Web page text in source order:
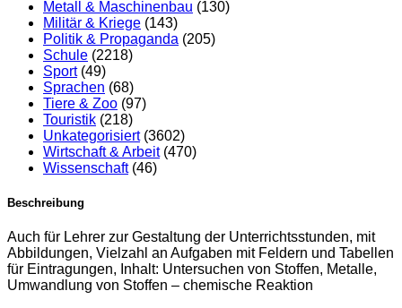
Metall & Maschinenbau (130)
Militär & Kriege (143)
Politik & Propaganda (205)
Schule (2218)
Sport (49)
Sprachen (68)
Tiere & Zoo (97)
Touristik (218)
Unkategorisiert (3602)
Wirtschaft & Arbeit (470)
Wissenschaft (46)
Beschreibung
Auch für Lehrer zur Gestaltung der Unterrichtsstunden, mit
Abbildungen, Vielzahl an Aufgaben mit Feldern und Tabellen
für Eintragungen, Inhalt: Untersuchen von Stoffen, Metalle,
Umwandlung von Stoffen – chemische Reaktion